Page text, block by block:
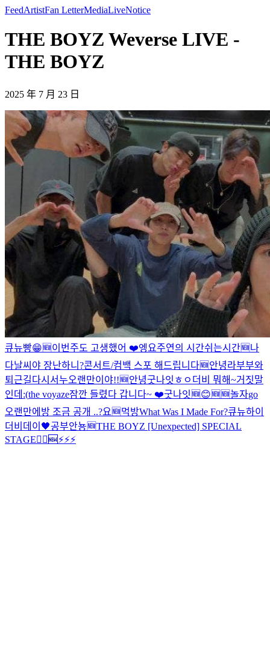
FeedArtistFan LetterMediaLiveNotice
THE BOYZ Weverse LIVE -
THE BOYZ
2025 年 7 月 23 日
큐뉴빵😁🆕이번주도 고생했어 ❤️엥 요주연의 시간쉬는시간🆕나
다날씨야 장난하니?콘서트/컴백 스포 해드립니다🆕안녕라부부와
퇴근길다시 서누오랜만이야!!🆕안녕굿나잇 ㅎㅇ 더비 뭐해~거짓말
인데 :(the voyaze잠깐 들렸다 갑니다~ ❤️굿나잇 🆕😊🆕 🆕놀자go
오랜만에 방 조금 공개 ..?요 🆕먹방What Was I Made For?큐뉴하이
더비데이🖤공부안뇽🆕THE BOYZ [Unexpected] SPECIAL
STAGE🏃‍♂️🆕 ⚡️⚡️⚡️